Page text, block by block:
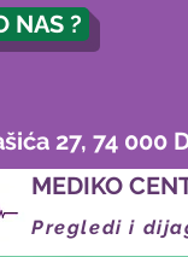
NAS ?
27, 74 000
MEDIKO
Pregledi i